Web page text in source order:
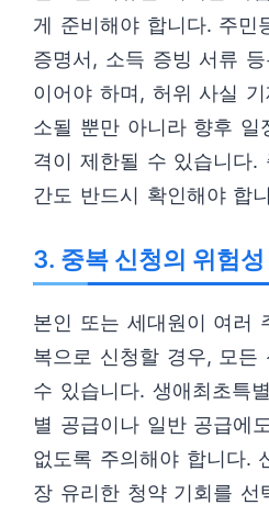
게 준비해야 합니다. 주민
증명서, 소득 증빙 서류
이어야 하며, 허위 사실
소될 뿐만 아니라 향후
격이 제한될 수 있습니다.
간도 반드시 확인해야 합
3. 중복 신청의 위험성
본인 또는 세대원이 여러
복으로 신청할 경우, 모든
수 있습니다. 생애최초특
별 공급이나 일반 공급에
없도록 주의해야 합니다.
장 유리한 청약 기회를 선